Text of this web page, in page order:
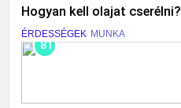
Hogyan kell olajat cserélni?
ÉRDESSÉGEK MUNKA
81